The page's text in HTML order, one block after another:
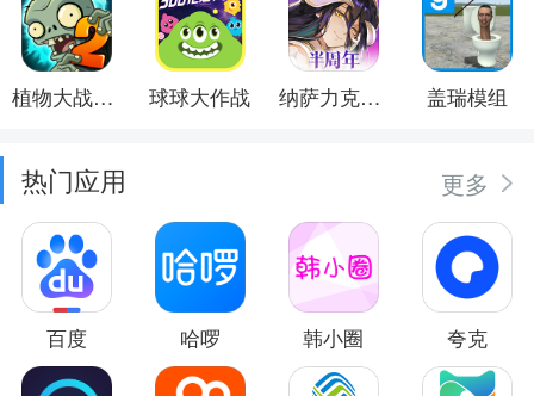
植物大战僵尸2 球球大作战 纳萨力克之王 盖瑞模组
热门应用 更多
百度 哈啰 韩小圈 夸克